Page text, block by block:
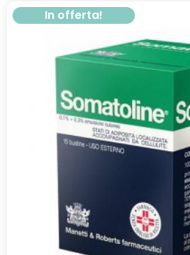
In offerta!